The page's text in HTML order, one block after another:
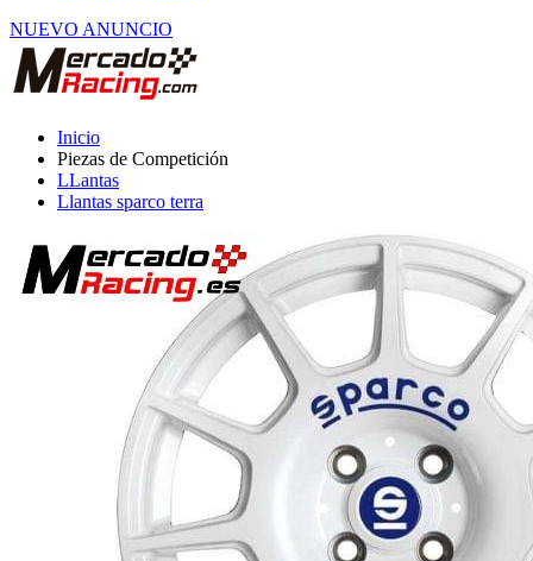
NUEVO ANUNCIO
Inicio
Piezas de Competición
LLantas
Llantas sparco terra